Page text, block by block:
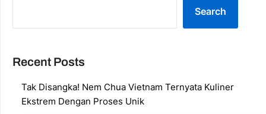
Search
Recent Posts
Tak Disangka! Nem Chua Vietnam Ternyata Kuliner
Ekstrem Dengan Proses Unik